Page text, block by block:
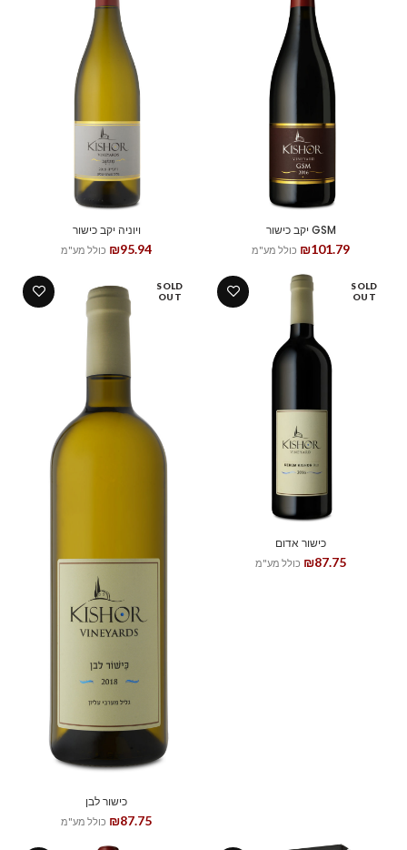
GSM יקב כישור
₪101.79 כולל מע"מ
ויוניה יקב כישור
₪95.94 כולל מע"מ
SOLD
OUT
כישור אדום
₪87.75 כולל מע"מ
SOLD
OUT
כישור לבן
₪87.75 כולל מע"מ